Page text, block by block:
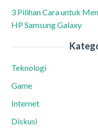
3 Pilihan Cara untuk
HP Samsung Galaxy
Teknologi
Game
Internet
Diskusi